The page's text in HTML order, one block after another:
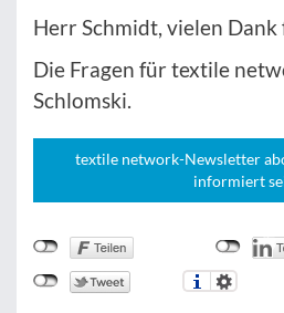
Herr Schmidt, vielen Dank
Die Fragen für textile
Schlomski.
textile network-Newsletter
informiert